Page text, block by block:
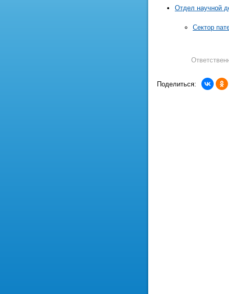
Отдел научной
Сектор
Поделиться: